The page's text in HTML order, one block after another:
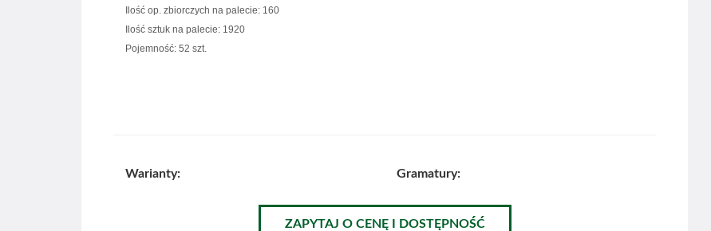
Ilość op. zbiorczych na palecie: 160
Ilość sztuk na palecie: 1920
Pojemność: 52 szt.
Warianty: Gramatury:
ZAPYTAJ O CENĘ I DOSTĘPNOŚĆ